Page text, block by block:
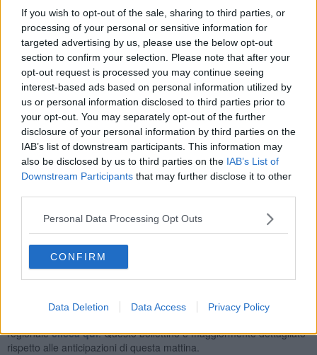
If you wish to opt-out of the sale, sharing to third parties, or
processing of your personal or sensitive information for
targeted advertising by us, please use the below opt-out
section to confirm your selection. Please note that after your
opt-out request is processed you may continue seeing
interest-based ads based on personal information utilized by
us or personal information disclosed to third parties prior to
your opt-out. You may separately opt-out of the further
disclosure of your personal information by third parties on the
IAB’s list of downstream participants. This information may
also be disclosed by us to third parties on the IAB’s List of
Downstream Participants that may further disclose it to other
Personal Data Processing Opt Outs
CONFIRM
Data Deletion Data Access Privacy Policy
Comune
Tamponi positivi
Abbadia San Salvatore5
Casole D'Elsa
4
Chianciano Terme
3
Chiusi
7
Colle Di Val D'Elsa
4
Gaiole In Chianti
1
Montalcino
3
Montepulciano
5
Monteriggioni
8
Monteroni D'Arbia
5
Piancastagnaio
1
Poggibonsi
14
San Gimignano
8
Sarteano
3
Sinalunga
3
Trequanda
regionaleclicca qui. Questo bollettino è maggiormente dettagliato
rispetto alle anticipazioni di questa mattina.